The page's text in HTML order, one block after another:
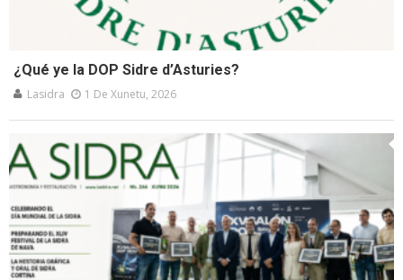
¿Qué ye la DOP Sidre d’Asturies?
Lasidra 1 De Xunetu, 2026